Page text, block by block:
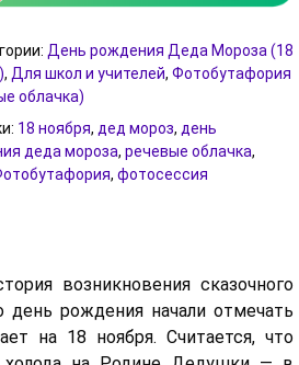
День рождения Деда Мороза (18
, Для школ и учителей, Фотобутафория
облачка)
18 ноября, дед мороз, день
деда мороза, речевые облачка,
, фотосессия
возникновения сказочного
рождения начали отмечать
на 18 ноября. Считается, что